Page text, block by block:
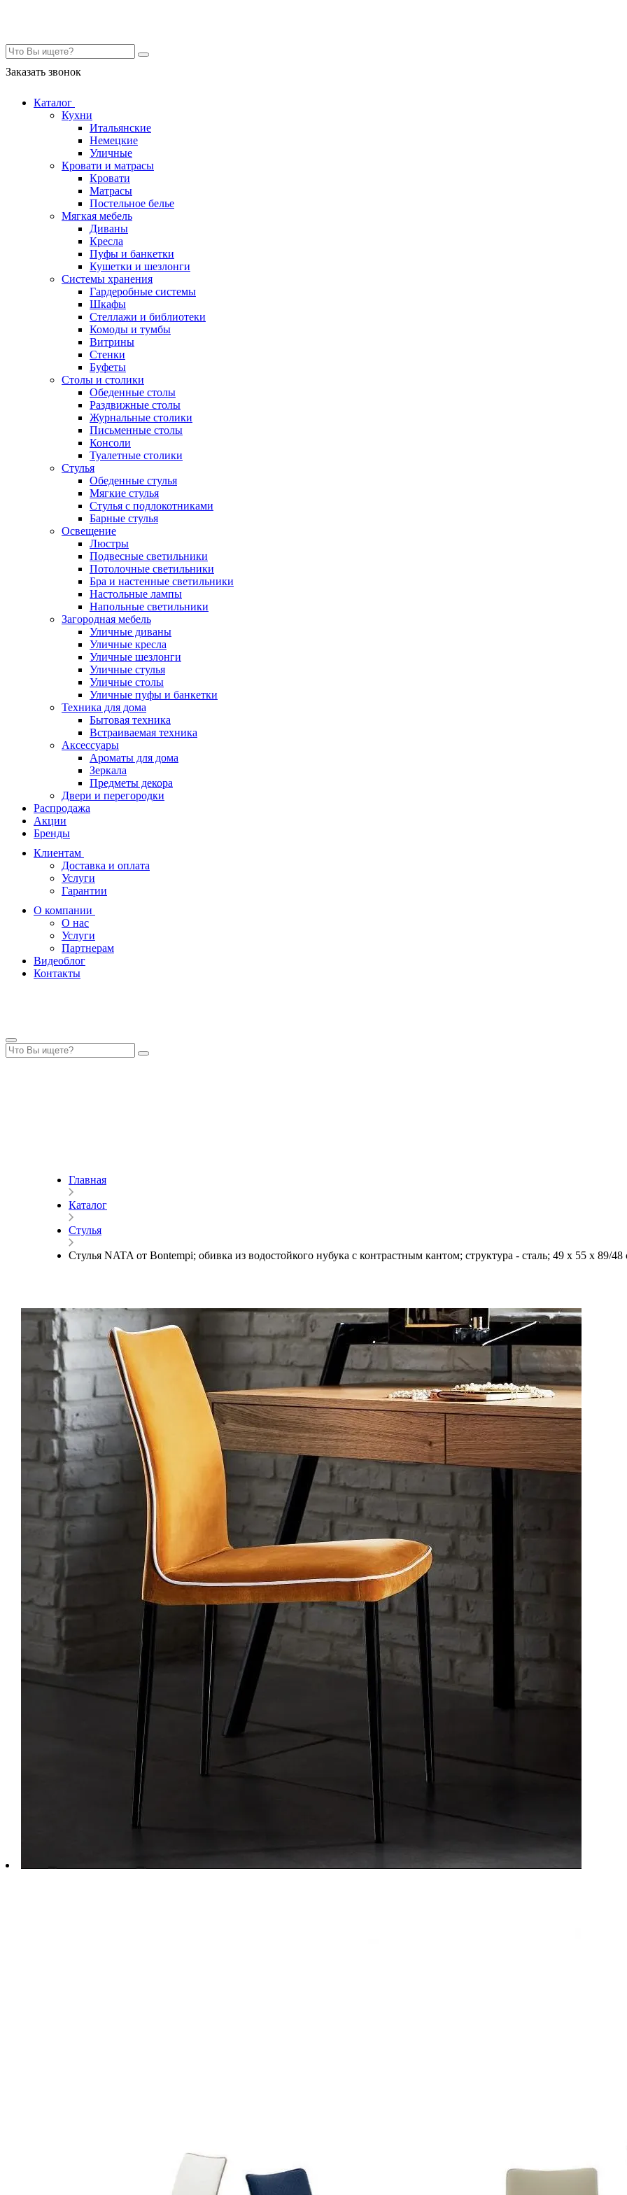
Заказать звонок
Каталог
Кухни
Итальянские
Немецкие
Уличные
Кровати и матрасы
Кровати
Матрасы
Постельное белье
Мягкая мебель
Диваны
Кресла
Пуфы и банкетки
Кушетки и шезлонги
Системы хранения
Гардеробные системы
Шкафы
Стеллажи и библиотеки
Комоды и тумбы
Витрины
Стенки
Буфеты
Столы и столики
Обеденные столы
Раздвижные столы
Журнальные столики
Письменные столы
Консоли
Туалетные столики
Стулья
Обеденные стулья
Мягкие стулья
Стулья с подлокотниками
Барные стулья
Освещение
Люстры
Подвесные светильники
Потолочные светильники
Бра и настенные светильники
Настольные лампы
Напольные светильники
Загородная мебель
Уличные диваны
Уличные кресла
Уличные шезлонги
Уличные стулья
Уличные столы
Уличные пуфы и банкетки
Техника для дома
Бытовая техника
Встраиваемая техника
Аксессуары
Ароматы для дома
Зеркала
Предметы декора
Двери и перегородки
Распродажа
Акции
Бренды
Клиентам
Доставка и оплата
Услуги
Гарантии
О компании
О нас
Услуги
Партнерам
Видеоблог
Контакты
Главная
Каталог
Стулья
Стулья NATA от Bontempi; обивка из водостойкого нубука c контрастным кантом; структура - сталь; 49 x 55 x 89/48